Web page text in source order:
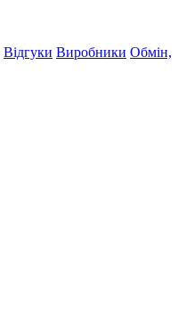
Відгуки Виробники Обмін,